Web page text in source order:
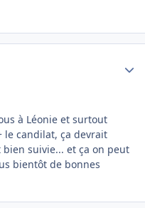
à Léonie et surtout
le candilat, ça devrait
suivie... et ça on peut
bientôt de bonnes